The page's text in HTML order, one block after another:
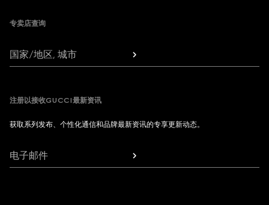
专卖店查询
国家/地区, 城市
注册以接收GUCCI最新资讯
获取系列发布、个性化通信和品牌最新资讯的专享更新动态。
电子邮件